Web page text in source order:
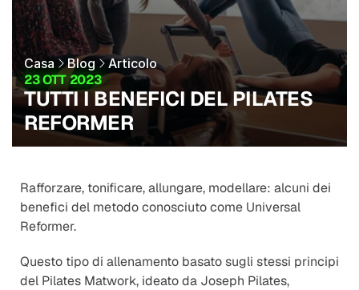
Casa Blog Articolo
23 OTT 2023
TUTTI I BENEFICI DEL PILATES
REFORMER
Rafforzare, tonificare, allungare, modellare: alcuni dei
benefici del metodo conosciuto come Universal
Reformer.
Questo tipo di allenamento basato sugli stessi principi
del Pilates Matwork, ideato da Joseph Pilates,